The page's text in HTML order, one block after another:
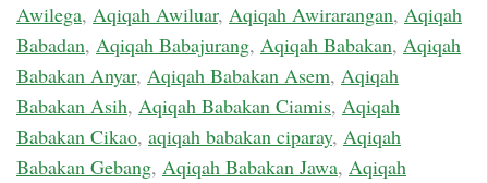
Awilega, Aqiqah Awiluar, Aqiqah Awirarangan, Aqiqah
Babadan, Aqiqah Babajurang, Aqiqah Babakan, Aqiqah
Babakan Anyar, Aqiqah Babakan Asem, Aqiqah
Babakan Asih, Aqiqah Babakan Ciamis, Aqiqah
Babakan Cikao, aqiqah babakan ciparay, Aqiqah
Babakan Gebang, Aqiqah Babakan Jawa, Aqiqah